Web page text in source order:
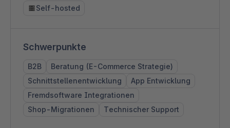
Self-hosted
Schwerpunkte
B2B
Beratung (E-Commerce Strategie)
Schnittstellenentwicklung
App Entwicklung
Fremdsoftware Integrationen
Shop-Migrationen
Technischer Support